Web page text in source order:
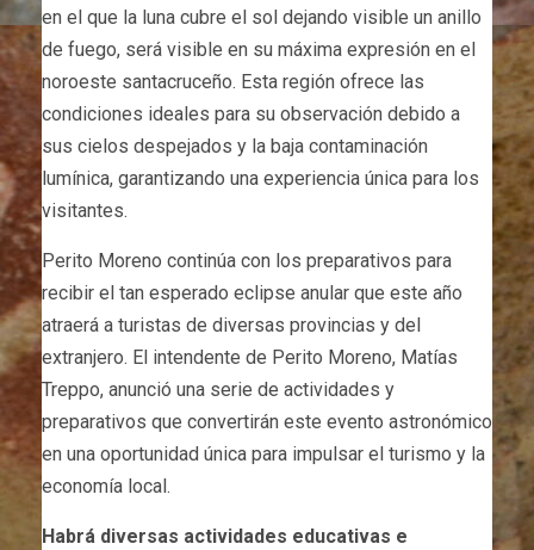
en el que la luna cubre el sol dejando visible un anillo
de fuego, será visible en su máxima expresión en el
noroeste santacruceño. Esta región ofrece las
condiciones ideales para su observación debido a
sus cielos despejados y la baja contaminación
lumínica, garantizando una experiencia única para los
visitantes.
Perito Moreno continúa con los preparativos para
recibir el tan esperado eclipse anular que este año
atraerá a turistas de diversas provincias y del
extranjero. El intendente de Perito Moreno, Matías
Treppo, anunció una serie de actividades y
preparativos que convertirán este evento astronómico
en una oportunidad única para impulsar el turismo y la
economía local.
Habrá diversas actividades educativas e